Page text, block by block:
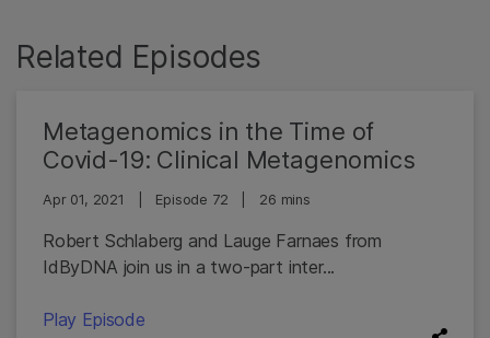
Related Episodes
Metagenomics in the Time of
Covid-19: Clinical Metagenomics
Apr 01, 2021 Episode 72 26 mins
Robert Schlaberg and Lauge Farnaes from
IdByDNA join us in a two-part inter...
Play Episode